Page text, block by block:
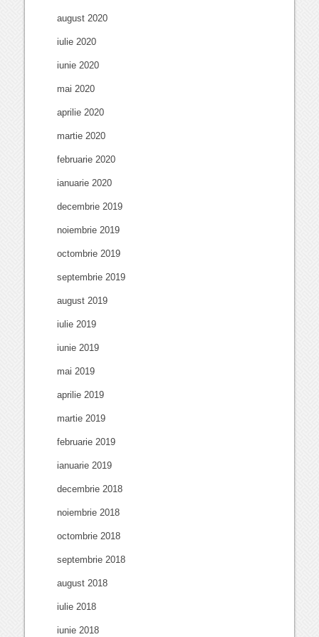
august 2020
iulie 2020
iunie 2020
mai 2020
aprilie 2020
martie 2020
februarie 2020
ianuarie 2020
decembrie 2019
noiembrie 2019
octombrie 2019
septembrie 2019
august 2019
iulie 2019
iunie 2019
mai 2019
aprilie 2019
martie 2019
februarie 2019
ianuarie 2019
decembrie 2018
noiembrie 2018
octombrie 2018
septembrie 2018
august 2018
iulie 2018
iunie 2018